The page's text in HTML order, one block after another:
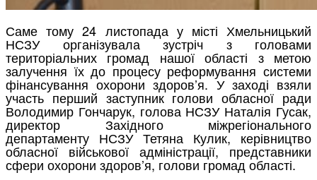
Саме тому 24 листопада у місті Хмельницький
НСЗУ організувала зустріч з головами
територіальних громад нашої області з метою
залучення їх до процесу реформування системи
фінансування охорони здоров’я. У заході взяли
участь перший заступник голови обласної ради
Володимир Гончарук, голова НСЗУ Наталія Гусак,
директор Західного міжрегіонального
департаменту НСЗУ Тетяна Кулик, керівництво
обласної військової адміністрації, представники
сфери охорони здоров’я, голови громад області.